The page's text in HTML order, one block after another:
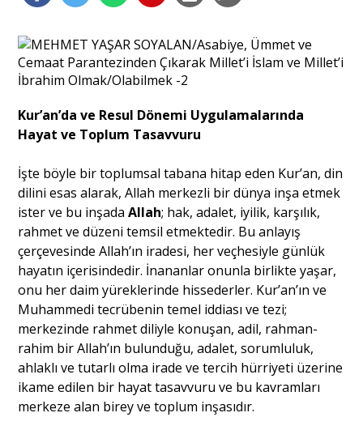
Yorum - Analiz
Söyleşi
Yazı Dizisi
Portre
Yazarlar
Eğitim
Dosya Haber
Kur’an’da ve Resul Dönemi Uygulamalarında
Hayat ve Toplum Tasavvuru
İşte böyle bir toplumsal tabana hitap eden Kur’an, din
dilini esas alarak, Allah merkezli bir dünya inşa etmek
ister ve bu inşadaAllah; hak, adalet, iyilik, karşılık,
rahmet ve düzeni temsil etmektedir. Bu anlayış
çerçevesinde Allah’ın iradesi, her veçhesiyle günlük
hayatın içerisindedir. İnananlar onunla birlikte yaşar,
onu her daim yüreklerinde hissederler. Kur’an’ın ve
Muhammedi tecrübenin temel iddiası ve tezi;
merkezinde rahmet diliyle konuşan, adil, rahman-
rahim bir Allah’ın bulunduğu, adalet, sorumluluk,
ahlaklı ve tutarlı olma irade ve tercih hürriyeti üzerine
ikame edilen bir hayat tasavvuru ve bu kavramları
merkeze alan birey ve toplum inşasıdır.